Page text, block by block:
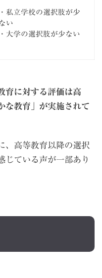
・私立学校の選択肢が少
ない
・大学の選択肢が少ない
育に対する評価は高
な教育」が実施されて
、高等教育以降の選択
じている声が一部あり